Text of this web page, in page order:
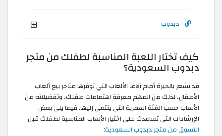
دبدوب
كيف تختار اللعبة المناسبة لطفلك من متجر
دبدوب السعودية؟
قد تشعر بالحيرة أمام آلاف الألعاب التي توفرها متاجر بيع ألعاب
الأطفال، لذلك من المهم معرفة اهتمامات طفلك، وتفضيلاته من
الألعاب حسب الفئة العمرية التي ينتمي إليها. فيما يلي بعض
الإرشادات التي تساعدك على اختيار الألعاب المناسبة لطفلك قبل
التسوق من متجر دبدوب السعودية: